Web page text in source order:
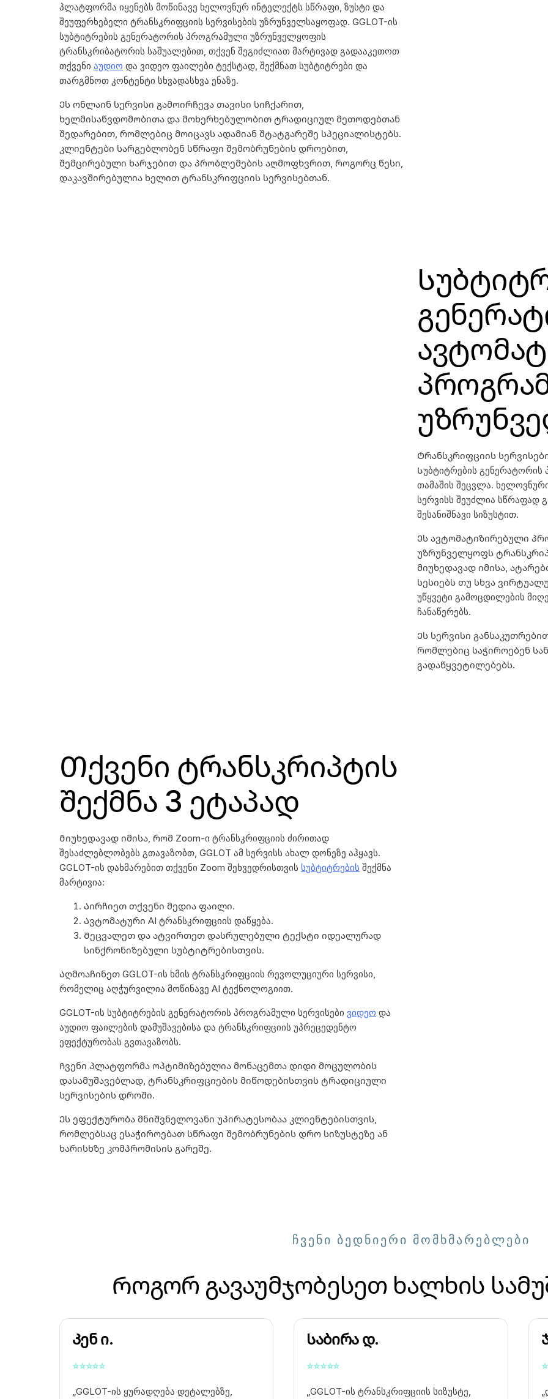
პლატფორმა იყენებს მოწინავე ხელოვნურ ინტელექტს სწრაფი, ზუსტი და
შეუფერხებელი ტრანსკრიფციის სერვისების უზრუნველსაყოფად. GGLOT-ის
სუბტიტრების გენერატორის პროგრამული უზრუნველყოფის
ტრანსკრიბატორის საშუალებით, თქვენ შეგიძლიათ მარტივად გადააკეთოთ
თქვენი აუდიო და ვიდეო ფაილები ტექსტად, შექმნათ სუბტიტრები და
თარგმნოთ კონტენტი სხვადასხვა ენაზე.
Ეს ონლაინ სერვისი გამოირჩევა თავისი სიჩქარით,
ხელმისაწვდომობითა და მოხერხებულობით ტრადიციულ მეთოდებთან
შედარებით, რომლებიც მოიცავს ადამიან შტატგარეშე სპეციალისტებს.
კლიენტები სარგებლობენ სწრაფი შემობრუნების დროებით,
შემცირებული ხარჯებით და პრობლემების აღმოფხვრით, როგორც წესი,
დაკავშირებულია ხელით ტრანსკრიფციის სერვისებთან.
Ტრანსკრიფციის
Სუბტიტრების
თამაშის შეცვლა.
სერვისს შეუძლია სწრაფად
შესანიშნავი სიზუსტით.
Ეს ავტომატიზირებული
უზრუნველყოფს
მიუხედავად იმისა,
სესიებს თუ სხვა
უწყვეტი გამოცდილების
ჩანაწერებს.
Ეს სერვისი
რომლებიც საჭიროებენ
გადაწყვეტილებებს.
Თქვენი Ტრანსკრიპტის
Შექმნა 3 Ეტაპად
Მიუხედავად იმისა, რომ Zoom-ი ტრანსკრიფციის ძირითად
შესაძლებლობებს გთავაზობთ, GGLOT ამ სერვისს ახალ დონეზე აჰყავს.
GGLOT-ის დახმარებით თქვენი Zoom შეხვედრისთვის სუბტიტრების შექმნა
მარტივია:
Აირჩიეთ თქვენი მედია ფაილი.
Ავტომატური AI ტრანსკრიფციის დაწყება.
Შეცვალეთ და ატვირთეთ დასრულებული ტექსტი იდეალურად
სინქრონიზებული სუბტიტრებისთვის.
Აღმოაჩინეთ GGLOT-ის ხმის ტრანსკრიფციის რევოლუციური სერვისი,
რომელიც აღჭურვილია მოწინავე AI ტექნოლოგიით.
GGLOT-ის სუბტიტრების გენერატორის პროგრამული სერვისები ვიდეო და
აუდიო ფაილების დამუშავებისა და ტრანსკრიფციის უპრეცედენტო
ეფექტურობას გვთავაზობს.
Ჩვენი პლატფორმა ოპტიმიზებულია მონაცემთა დიდი მოცულობის
დასამუშავებლად, ტრანსკრიფციების მიწოდებისთვის ტრადიციული
სერვისების დროში.
Ეს ეფექტურობა მნიშვნელოვანი უპირატესობაა კლიენტებისთვის,
რომლებსაც ესაჭიროებათ სწრაფი შემობრუნების დრო სიზუსტეზე ან
ხარისხზე კომპრომისის გარეშე.
ᲩᲕᲔᲜᲘ ᲑᲔᲓᲜᲘᲔᲠᲘ ᲛᲝᲛᲮᲛᲐᲠᲔᲑᲚᲔᲑᲘ
Როგორ გავაუმჯობესეთ ხალხის
Კენ ი.
⭐⭐⭐⭐⭐
„GGLOT-ის ყურადღება დეტალებზე,
Საბირა დ.
⭐⭐⭐⭐⭐
„GGLOT-ის ტრანსკრიფციის სიზუსტე,
⭐